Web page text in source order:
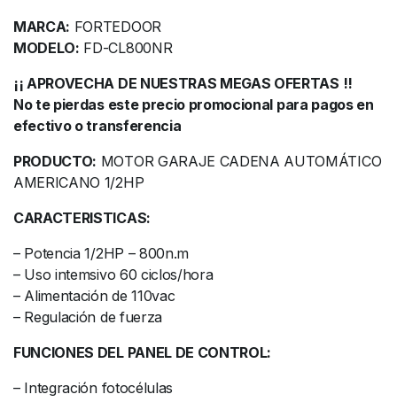
MARCA: FORTEDOOR
MODELO: FD-CL800NR
¡¡ APROVECHA DE NUESTRAS MEGAS OFERTAS !!
No te pierdas este precio promocional para pagos en
efectivo o transferencia
PRODUCTO: MOTOR GARAJE CADENA AUTOMÁTICO
AMERICANO 1/2HP
CARACTERISTICAS:
– Potencia 1/2HP – 800n.m
– Uso intemsivo 60 ciclos/hora
– Alimentación de 110vac
– Regulación de fuerza
FUNCIONES DEL PANEL DE CONTROL:
– Integración fotocélulas